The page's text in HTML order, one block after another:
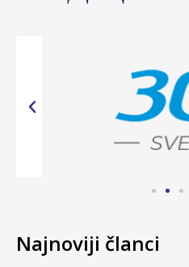
Najnoviji članci